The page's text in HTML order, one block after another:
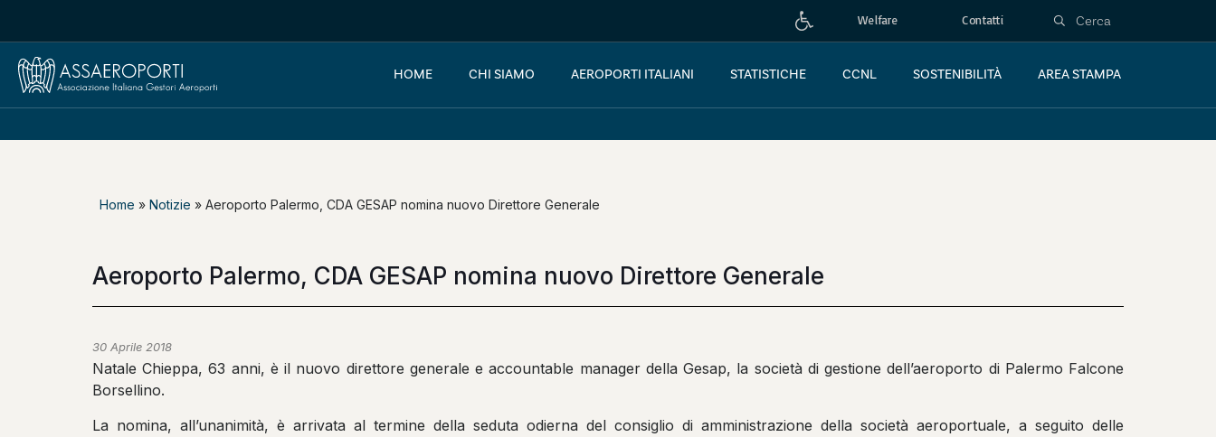
Welfare Contatti
HOME CHI SIAMO AEROPORTI ITALIANI STATISTICHE CCNL SOSTENIBILITÀ AREA STAMPA
Home » Notizie » Aeroporto Palermo, CDA GESAP nomina nuovo Direttore Generale
Aeroporto Palermo, CDA GESAP nomina nuovo Direttore Generale
30 Aprile 2018
Natale Chieppa, 63 anni, è il nuovo direttore generale e accountable manager della Gesap, la società di gestione dell’aeroporto di Palermo Falcone
Borsellino.
La nomina, all’unanimità, è arrivata al termine della seduta odierna del consiglio di amministrazione della società aeroportuale, a seguito delle